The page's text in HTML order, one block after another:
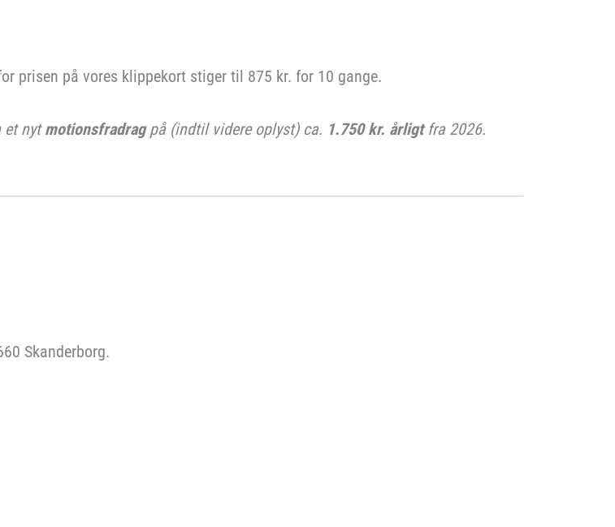
prisen på vores klippekort stiger til 875 kr. for 10 gange.
et nytmotionsfradragpå (indtil videre oplyst) ca. 1.750 kr. årligtfra 2026.
Skanderborg.